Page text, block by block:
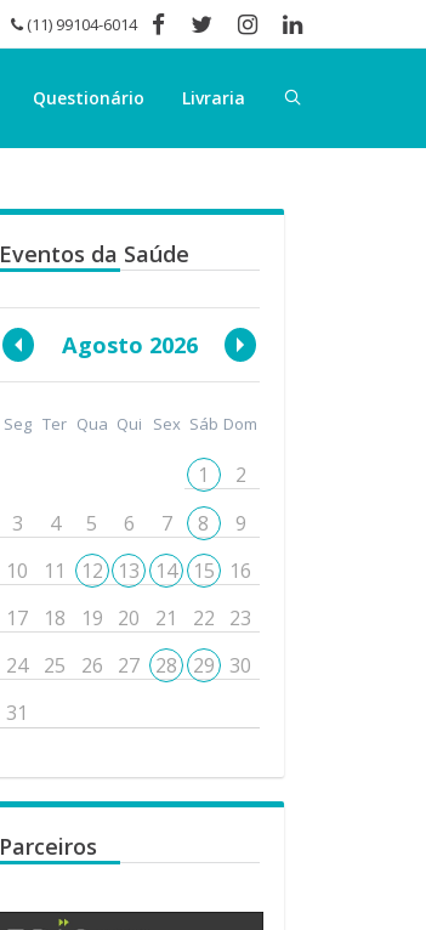
(11) 99104-6014
Questionário Livraria
Eventos da Saúde
Agosto 2026
Seg Ter Qua Qui Sex Sáb Dom
1
2
3
4 5 6 7 8
9
10
11 12 13 14 15
16
17
18 19 20 21 22
23
24
25 26 27 28 29
30
31
Parceiros